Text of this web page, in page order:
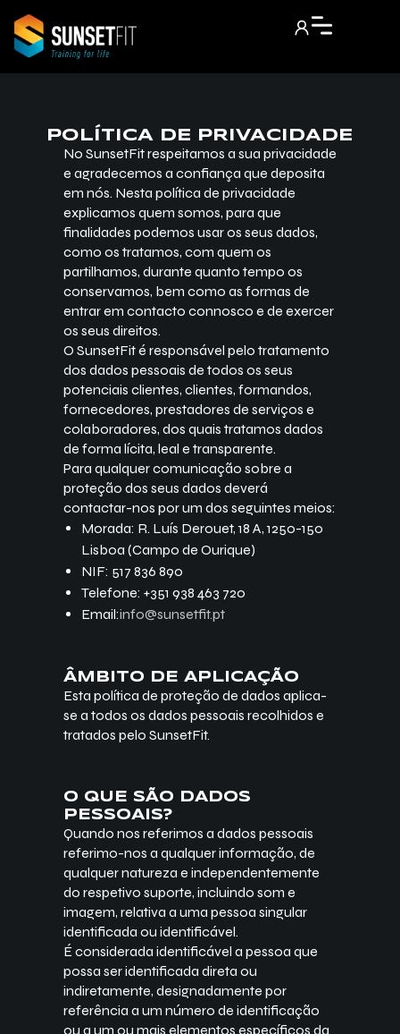
POLÍTICA DE PRIVACIDADE
No SunsetFit respeitamos a sua privacidade
e agradecemos a confiança que deposita
em nós. Nesta política de privacidade
explicamos quem somos, para que
finalidades podemos usar os seus dados,
como os tratamos, com quem os
partilhamos, durante quanto tempo os
conservamos, bem como as formas de
entrar em contacto connosco e de exercer
os seus direitos.
O SunsetFit é responsável pelo tratamento
dos dados pessoais de todos os seus
potenciais clientes, clientes, formandos,
fornecedores, prestadores de serviços e
colaboradores, dos quais tratamos dados
de forma lícita, leal e transparente.
Para qualquer comunicação sobre a
proteção dos seus dados deverá
contactar-nos por um dos seguintes meios:
Morada: R. Luís Derouet, 18 A, 1250-150
Lisboa (Campo de Ourique)
NIF: 517 836 890
Telefone: +351 938 463 720
Email:info@sunsetfit.pt
ÂMBITO DE APLICAÇÃO
Esta política de proteção de dados aplica-
se a todos os dados pessoais recolhidos e
tratados pelo SunsetFit.
O QUE SÃO DADOS
PESSOAIS?
Quando nos referimos a dados pessoais
referimo-nos a qualquer informação, de
qualquer natureza e independentemente
do respetivo suporte, incluindo som e
imagem, relativa a uma pessoa singular
identificada ou identificável.
É considerada identificável a pessoa que
possa ser identificada direta ou
indiretamente, designadamente por
referência a um número de identificação
ou a um ou mais elementos específicos da